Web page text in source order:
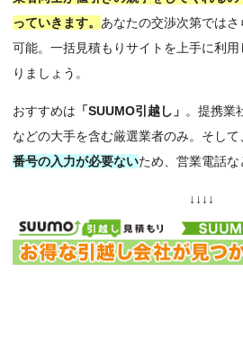
っていきます。 あなたの交渉次第では
可能。一括見積もりサイトを上手に利
りましょう。
おすすめは 「SUUMO引越し」 。提携業
などの大手を含む厳選業者のみ。そし
番号の入力が必要ないため、営業電話な
↓↓↓↓